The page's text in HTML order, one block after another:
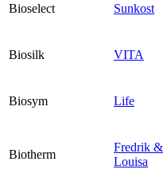
Bioselect Sunkost
Biosilk VITA
Biosym Life
Biotherm
Fredrik &
Louisa